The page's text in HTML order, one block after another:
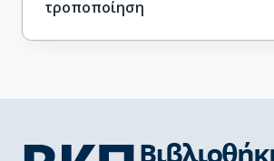
τροποποίηση